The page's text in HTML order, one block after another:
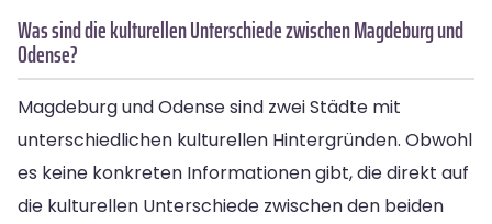
Was sind die kulturellen Unterschiede zwischen Magdeburg und
Odense?
Magdeburg und Odense sind zwei Städte mit
unterschiedlichen kulturellen Hintergründen. Obwohl
es keine konkreten Informationen gibt, die direkt auf
die kulturellen Unterschiede zwischen den beiden